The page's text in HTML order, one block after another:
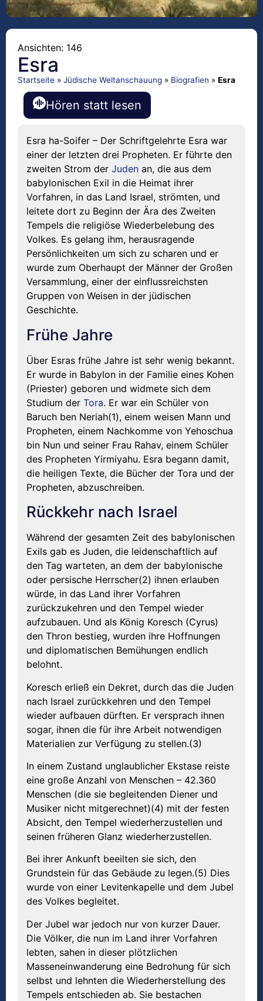
Ansichten: 146
Esra
Startseite » Jüdische Weltanschauung » Biografien » Esra
Hören statt lesen
Esra ha-Soifer – Der Schriftgelehrte Esra war
einer der letzten drei Propheten. Er führte den
zweiten Strom der Juden an, die aus dem
babylonischen Exil in die Heimat ihrer
Vorfahren, in das Land Israel, strömten, und
leitete dort zu Beginn der Ära des Zweiten
Tempels die religiöse Wiederbelebung des
Volkes. Es gelang ihm, herausragende
Persönlichkeiten um sich zu scharen und er
wurde zum Oberhaupt der Männer der Großen
Versammlung, einer der einflussreichsten
Gruppen von Weisen in der jüdischen
Geschichte.
Frühe Jahre
Über Esras frühe Jahre ist sehr wenig bekannt.
Er wurde in Babylon in der Familie eines Kohen
(Priester) geboren und widmete sich dem
Studium der Tora. Er war ein Schüler von
Baruch ben Neriah(1), einem weisen Mann und
Propheten, einem Nachkomme von Yehoschua
bin Nun und seiner Frau Rahav, einem Schüler
des Propheten Yirmiyahu. Esra begann damit,
die heiligen Texte, die Bücher der Tora und der
Propheten, abzuschreiben.
Rückkehr nach Israel
Während der gesamten Zeit des babylonischen
Exils gab es Juden, die leidenschaftlich auf
den Tag warteten, an dem der babylonische
oder persische Herrscher(2) ihnen erlauben
würde, in das Land ihrer Vorfahren
zurückzukehren und den Tempel wieder
aufzubauen. Und als König Koresch (Cyrus)
den Thron bestieg, wurden ihre Hoffnungen
und diplomatischen Bemühungen endlich
belohnt.
Koresch erließ ein Dekret, durch das die Juden
nach Israel zurückkehren und den Tempel
wieder aufbauen dürften. Er versprach ihnen
sogar, ihnen die für ihre Arbeit notwendigen
Materialien zur Verfügung zu stellen.(3)
In einem Zustand unglaublicher Ekstase reiste
eine große Anzahl von Menschen – 42.360
Menschen (die sie begleitenden Diener und
Musiker nicht mitgerechnet)(4) mit der festen
Absicht, den Tempel wiederherzustellen und
seinen früheren Glanz wiederherzustellen.
Bei ihrer Ankunft beeilten sie sich, den
Grundstein für das Gebäude zu legen.(5) Dies
wurde von einer Levitenkapelle und dem Jubel
des Volkes begleitet.
Der Jubel war jedoch nur von kurzer Dauer.
Die Völker, die nun im Land ihrer Vorfahren
lebten, sahen in dieser plötzlichen
Masseneinwanderung eine Bedrohung für sich
selbst und lehnten die Wiederherstellung des
Tempels entschieden ab. Sie bestachen